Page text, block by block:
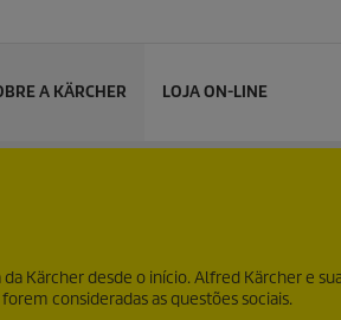
A KÄRCHER LOJA ON-LINE
Kärcher desde o início. Alfred Kärcher e
consideradas as questões sociais.